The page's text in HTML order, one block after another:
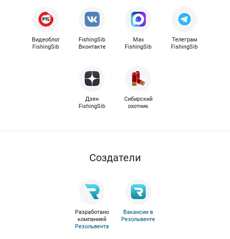
Видеоблог
FishingSib
FishingSib
Вконтакте
Max
FishingSib
Телеграм
FishingSib
Дзен
FishingSib
Сибирский
охотник
Cоздатели
Разработано
компанией
Резольвента
Вакансии в
Резольвенте